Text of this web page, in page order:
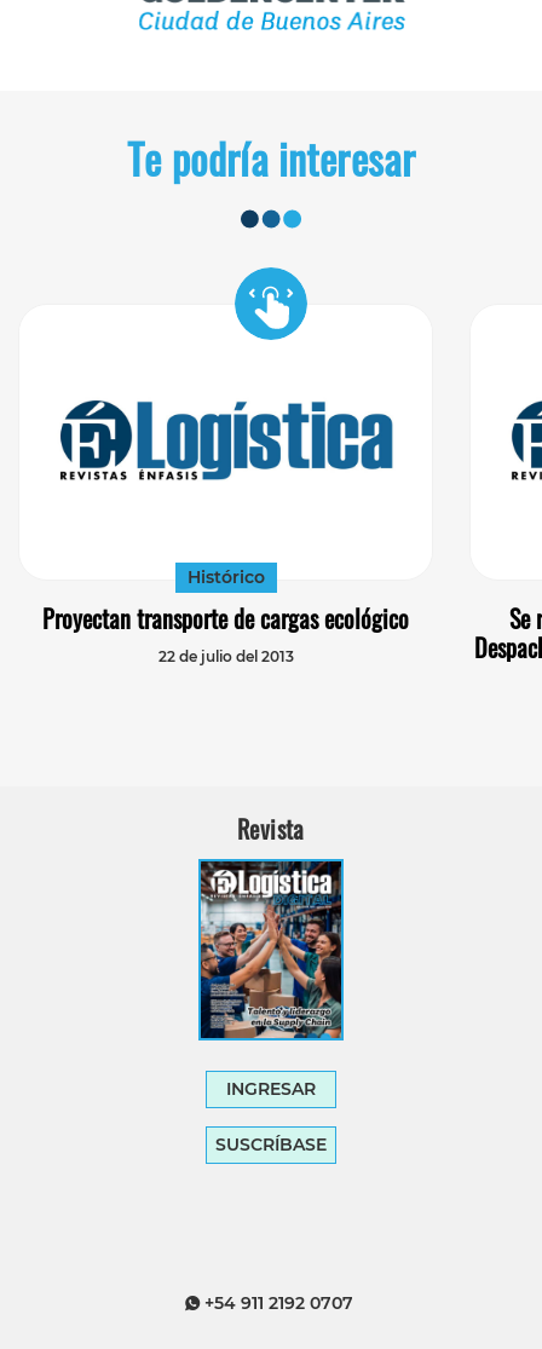
Te podría interesar
Histórico
Proyectan transporte de cargas ecológico
22 de julio del 2013
Se
Revista
INGRESAR
SUSCRÍBASE
+54 911 2192 0707